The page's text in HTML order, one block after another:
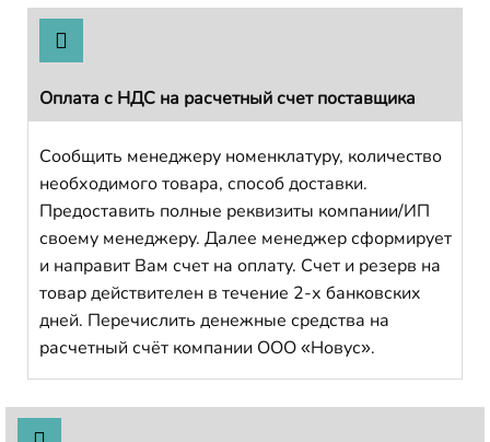
Оплата с НДС на расчетный счет поставщика
Сообщить менеджеру номенклатуру, количество
необходимого товара, способ доставки.
Предоставить полные реквизиты компании/ИП
своему менеджеру. Далее менеджер сформирует
и направит Вам счет на оплату. Счет и резерв на
товар действителен в течение 2-х банковских
дней. Перечислить денежные средства на
расчетный счёт компании ООО «Новус».